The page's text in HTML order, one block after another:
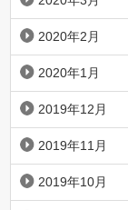
2020年2月
2020年1月
2019年12月
2019年11月
2019年10月